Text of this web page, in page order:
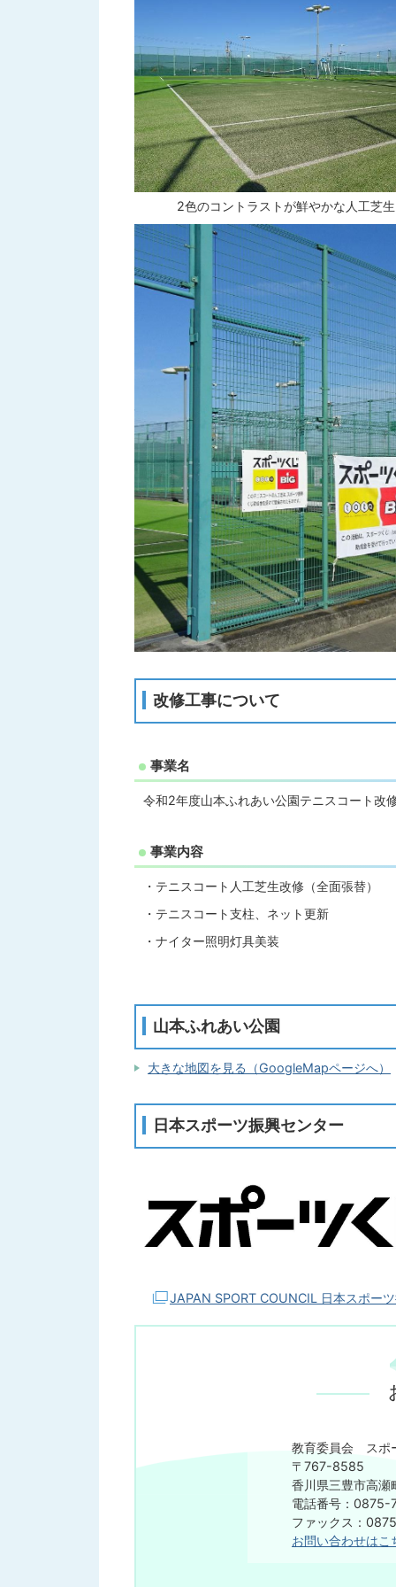
2色のコントラストが鮮やかな人工芝生
改修工事について
事業名
令和2年度山本ふれあい公園テニスコート改
事業内容
・テニスコート人工芝生改修（全面張替）
・テニスコート支柱、ネット更新
・ナイター照明灯具美装
山本ふれあい公園
大きな地図を見る（GoogleMapページへ）
日本スポーツ振興センター
JAPAN SPORT COUNCIL 日本スポー
教育委員会 スポ
〒767-8585
香川県三豊市高
電話番号：
ファックス：
お問い合わせはこ